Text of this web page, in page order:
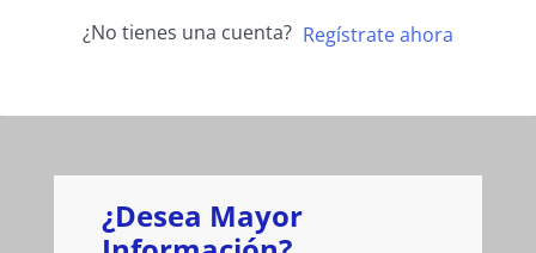
¿No tienes una cuenta? Regístrate ahora
¿Desea Mayor